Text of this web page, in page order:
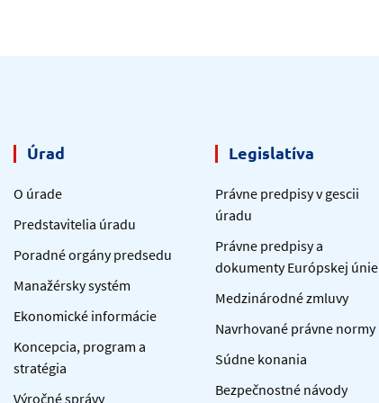
Úrad
O úrade
Predstavitelia úradu
Poradné orgány predsedu
Manažérsky systém
Ekonomické informácie
Koncepcia, program a
stratégia
Výročné správy
Legislatíva
Právne predpisy v gescii
úradu
Právne predpisy a
dokumenty Európskej únie
Medzinárodné zmluvy
Navrhované právne normy
Súdne konania
Bezpečnostné návody